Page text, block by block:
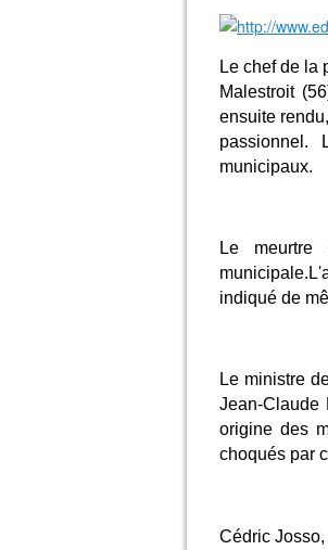
Le chef de la
Malestroit
ensuite
passionnel.
municipaux.
Le
indiqué de
Le ministre
Jean-Claude
origine des
choqués par
Cédric